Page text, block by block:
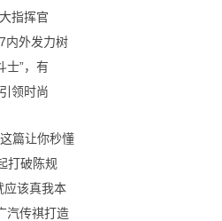
指挥官
内外发力树
士”，有
领时尚
篇让你秒懂
打破陈规
应该真我本
汽传祺打造